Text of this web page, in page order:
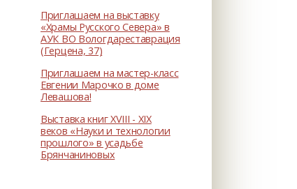
Приглашаем на выставку
«Храмы Русского Севера» в
АУК ВО Вологдареставрация
(Герцена, 37)
Приглашаем на мастер-класс
Евгении Марочко в доме
Левашова!
Выставка книг XVIII - XIX
веков «Науки и технологии
прошлого» в усадьбе
Брянчаниновых